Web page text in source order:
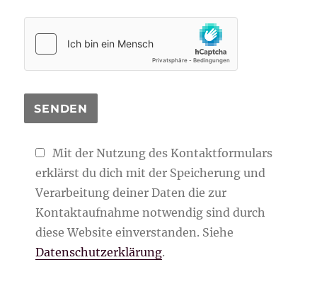
Mit der Nutzung des Kontaktformulars
erklärst du dich mit der Speicherung und
Verarbeitung deiner Daten die zur
Kontaktaufnahme notwendig sind durch
diese Website einverstanden. Siehe
Datenschutzerklärung.